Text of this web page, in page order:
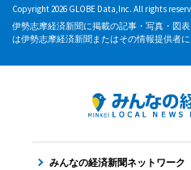
Copyright 2026 GLOBE Data,Inc. All rights
伊勢志摩経済新聞に掲載の記事・写真・図
は伊勢志摩経済新聞またはその情報提供者に
みんなの経済新聞ネットワーク